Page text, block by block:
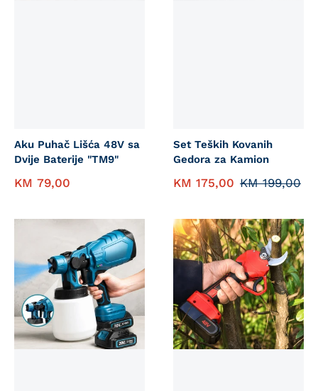
Aku Puhač Lišća 48V sa
Dvije Baterije "TM9"
KM 79,00
Set Teških Kovanih
Gedora za Kamion
KM 175,00 KM199,00